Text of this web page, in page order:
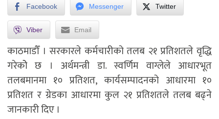
Facebook Messenger Twitter
Viber Email
काठमाडौँ । सरकारले कर्मचारीको तलब २१ प्रतिशतले वृद्धि
गरेकोे छ । अर्थमन्त्री डा. स्वर्णिम वाग्लेले आधारभूत
तलबमानमा १० प्रतिशत, कार्यसम्पादनको आधारमा १०
प्रतिशत र ग्रेडका आधारमा कुल २१ प्रतिशतले तलब बढ्ने
जानकारी दिए ।